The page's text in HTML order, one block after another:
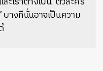
างทีนั่นอาจเป็นความ